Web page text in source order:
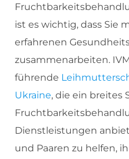
ist es wichtig, dass Sie
erfahrenen
zusammenarbeiten.
führende
Ukraine, die ein breites
Dienstleistungen
und Paaren zu helfen,